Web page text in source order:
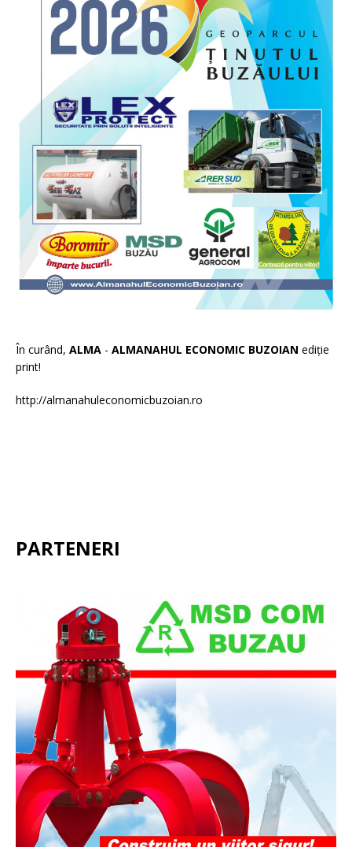
În curând, ALMA - ALMANAHUL ECONOMIC BUZOIAN ediție
print!
http://almanahuleconomicbuzoian.ro
PARTENERI